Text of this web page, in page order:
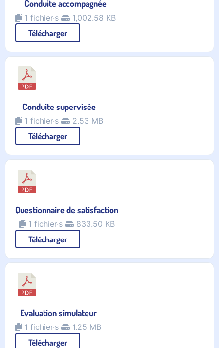
Conduite accompagnée
1 fichier·s 1,002.58 KB
Télécharger
Conduite supervisée
1 fichier·s 2.53 MB
Télécharger
Questionnaire de satisfaction
1 fichier·s 833.50 KB
Télécharger
Evaluation simulateur
1 fichier·s 1.25 MB
Télécharger